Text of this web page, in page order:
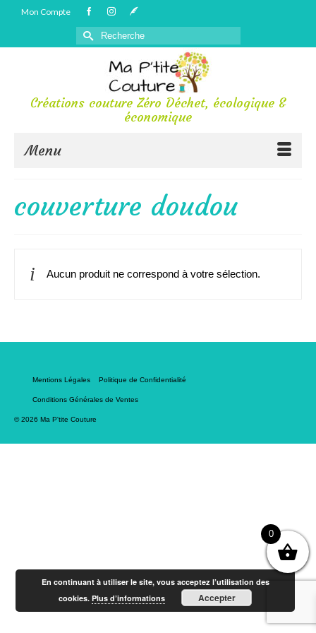
Mon Compte
Rechercher :
Créations couture Zéro Déchet, écologique &
économique
Menu
couverture doudou
Aucun produit ne correspond à votre sélection.
Mentions Légales Politique de Confidentialité
Conditions Générales de Ventes
© 2026 Ma P'tite Couture
0
En continuant à utiliser le site, vous acceptez l’utilisation des
cookies.Plus d’informations Accepter